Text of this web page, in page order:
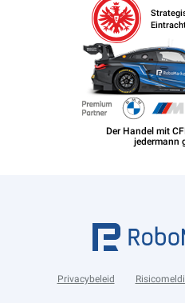
Privacybeleid